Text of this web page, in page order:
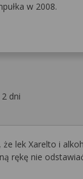
w 2008.
dni
lek Xarelto i
rękę nie